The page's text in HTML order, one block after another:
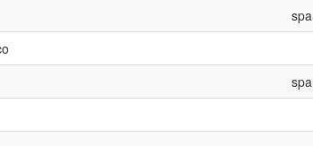
spa
spa